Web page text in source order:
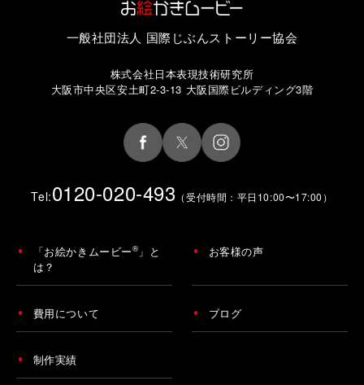
一般社団法人 国際じぶんストーリー協会
株式会社日本表現技術研究所
大阪市中央区安土町2-3-13 大阪国際ビルディング3階
Tel:0120-020-493 （受付時間：平日10:00〜17:00）
「お絵かきムービー® 」と
は？
お客様の声
費用について ブログ
制作実績